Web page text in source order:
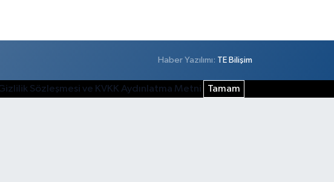
Haber Yazılımı: TE Bilişim
Sözleşmesi ve KVKK Aydınlatma Metni Tamam